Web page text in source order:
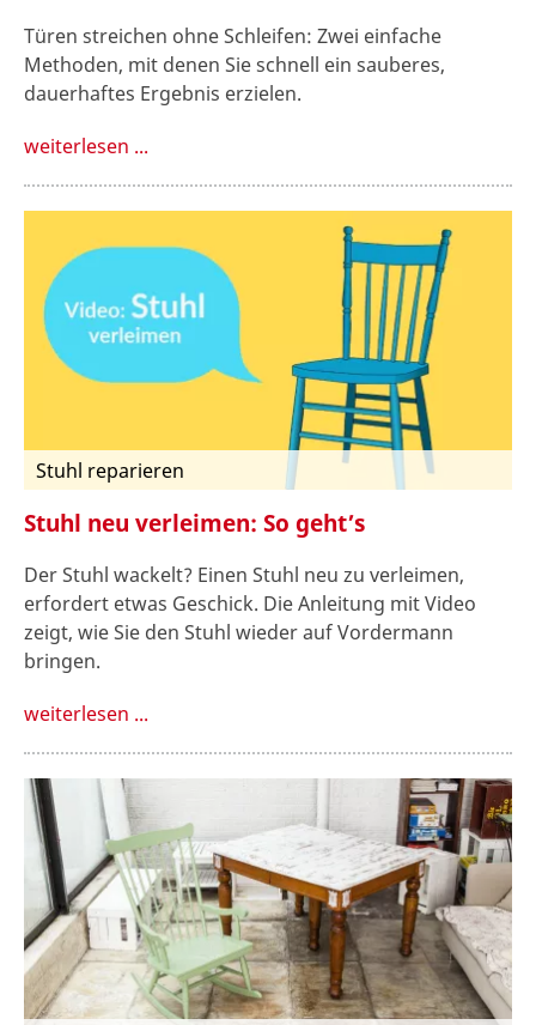
Türen streichen ohne Schleifen: Zwei einfache
Methoden, mit denen Sie schnell ein sauberes,
dauerhaftes Ergebnis erzielen.
weiterlesen ...
Stuhl reparieren
Stuhl neu verleimen: So geht’s
Der Stuhl wackelt? Einen Stuhl neu zu verleimen,
erfordert etwas Geschick. Die Anleitung mit Video
zeigt, wie Sie den Stuhl wieder auf Vordermann
bringen.
weiterlesen ...